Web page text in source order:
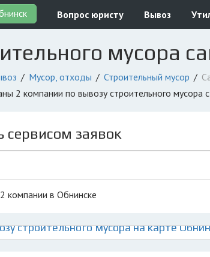
Вопрос юристу Вывоз
мусора
Мусор, отходы Строительный мусор
2 компании по вывозу строительного
сервисом заявок
компании в Обнинске
строительного мусора на карте